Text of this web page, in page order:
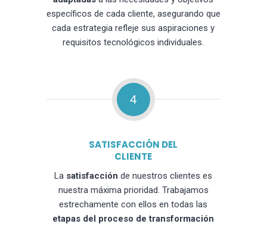
específicos de cada cliente, asegurando que
cada estrategia refleje sus aspiraciones y
requisitos tecnológicos individuales.
4
SATISFACCIÓN DEL
CLIENTE
La satisfacción de nuestros clientes es
nuestra máxima prioridad. Trabajamos
estrechamente con ellos en todas las
etapas del proceso de transformación